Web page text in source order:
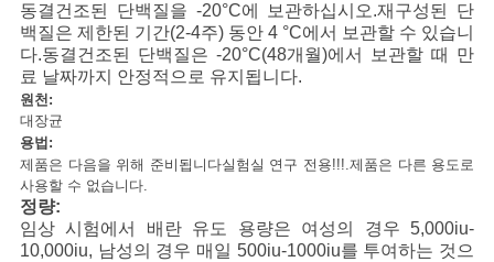
동결건조된 단백질을 -20°C에 보관하십시오.재구성된 단
백질은 제한된 기간(2-4주) 동안 4 °C에서 보관할 수 있습니
다.동결건조된 단백질은 -20°C(48개월)에서 보관할 때 만
료 날짜까지 안정적으로 유지됩니다.
원천:
대장균
용법:
제품은 다음을 위해 준비됩니다실험실 연구 전용!!!.제품은 다른 용도로
사용할 수 없습니다.
정량:
임상 시험에서 배란 유도 용량은 여성의 경우 5,000iu-
10,000iu, 남성의 경우 매일 500iu-1000iu를 투여하는 것으